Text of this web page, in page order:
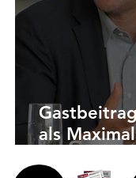
als